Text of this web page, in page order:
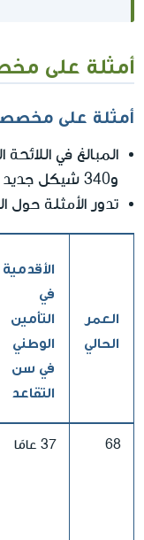
أمثلة على
أمثلة على
المبالغ في
و340 شيكل جديد للزوجين، صحيح لعام- 2026).
تدور الأمثلة
العمر
الحالي
الأقدمية
في
التأمين
الوطني
في سن
التقاعد
68 37 عامًا